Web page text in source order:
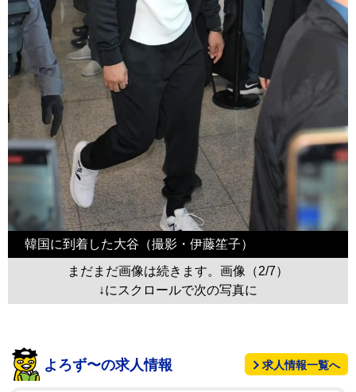
韓国に到着した大谷（撮影・伊藤笙子）
まだまだ画像は続きます。画像（2/7）
↓にスクロールで次の写真に
よろず〜の求人情報 求人情報一覧へ